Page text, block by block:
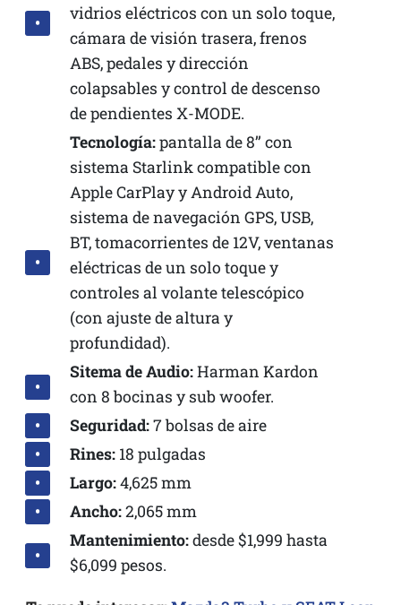
vidrios eléctricos con un solo toque,
cámara de visión trasera, frenos
ABS, pedales y dirección
colapsables y control de descenso
de pendientes X-MODE.
Tecnología:pantalla de 8’’ con
sistema Starlink compatible con
Apple CarPlay y Android Auto,
sistema de navegación GPS, USB,
BT, tomacorrientes de 12V, ventanas
eléctricas de un solo toque y
controles al volante telescópico
(con ajuste de altura y
profundidad).
Sitema de Audio:Harman Kardon
con 8 bocinas y sub woofer.
Seguridad:7 bolsas de aire
Rines: 18 pulgadas
Largo:4,625 mm
Ancho:2,065 mm
Mantenimiento:desde $1,999 hasta
$6,099 pesos.